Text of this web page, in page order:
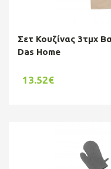
Σετ Κουζίνας 3τμχ
Das Home
13.52€